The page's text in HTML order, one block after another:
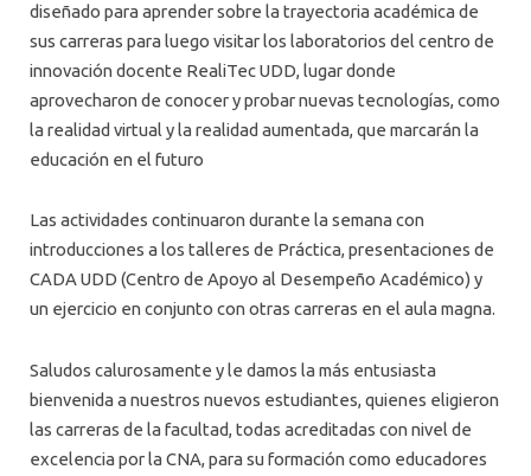
diseñado para aprender sobre la trayectoria académica de
sus carreras para luego visitar los laboratorios del centro de
innovación docente RealiTec UDD, lugar donde
aprovecharon de conocer y probar nuevas tecnologías, como
la realidad virtual y la realidad aumentada, que marcarán la
educación en el futuro
Las actividades continuaron durante la semana con
introducciones a los talleres de Práctica, presentaciones de
CADA UDD (Centro de Apoyo al Desempeño Académico) y
un ejercicio en conjunto con otras carreras en el aula magna.
Saludos calurosamente y le damos la más entusiasta
bienvenida a nuestros nuevos estudiantes, quienes eligieron
las carreras de la facultad, todas acreditadas con nivel de
excelencia por la CNA, para su formación como educadores